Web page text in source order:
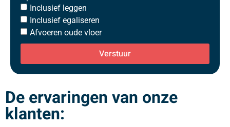
Inclusief leggen
Inclusief egaliseren
Afvoeren oude vloer
Verstuur
De ervaringen van onze
klanten: